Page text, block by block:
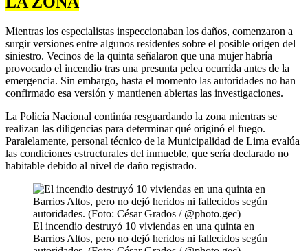
Mientras los especialistas inspeccionaban los daños, comenzaron a
surgir versiones entre algunos residentes sobre el posible origen del
siniestro. Vecinos de la quinta señalaron que una mujer habría
provocado el incendio tras una presunta pelea ocurrida antes de la
emergencia. Sin embargo, hasta el momento las autoridades no han
confirmado esa versión y mantienen abiertas las investigaciones.
La Policía Nacional continúa resguardando la zona mientras se
realizan las diligencias para determinar qué originó el fuego.
Paralelamente, personal técnico de la Municipalidad de Lima evalúa
las condiciones estructurales del inmueble, que sería declarado no
habitable debido al nivel de daño registrado.
El incendio destruyó 10 viviendas en una quinta en
Barrios Altos, pero no dejó heridos ni fallecidos según